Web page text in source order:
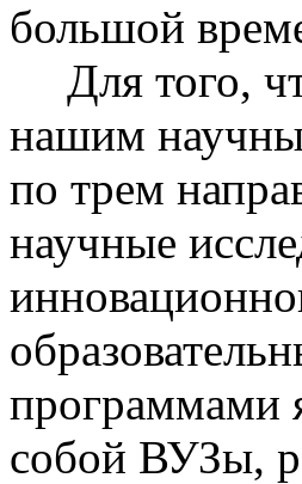
большой
Для того,
нашим
по трем
научные
программами
собой ВУЗы,